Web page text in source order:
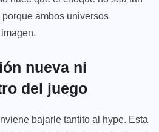
ambos universos
nueva ni
del juego
bajarle tantito al hype. Esta